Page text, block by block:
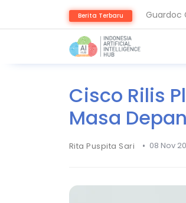
Berita Terbaru Guardoc
Cisco Rilis
Masa Depan
Rita Puspita Sari • 08 Nov